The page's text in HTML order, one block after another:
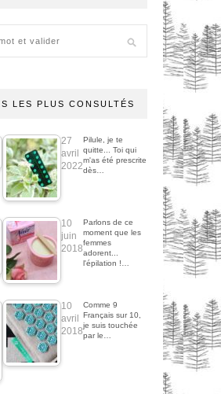
LES PLUS CONSULTÉS
27
avril
2022
Pilule, je te
quitte... Toi qui
m'as été prescrite
dès…
10
juin
2018
Parlons de ce
moment que les
femmes
adorent...
l'épilation !…
10
avril
2018
Comme 9
Français sur 10,
je suis touchée
par le…